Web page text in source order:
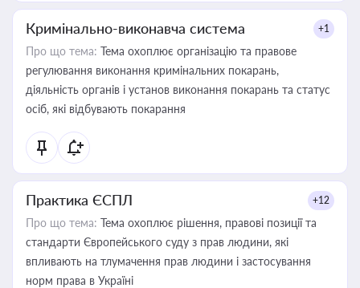
Кримінально-виконавча система +1
Про що тема: Тема охоплює організацію та правове
регулювання виконання кримінальних покарань,
діяльність органів і установ виконання покарань та статус
осіб, які відбувають покарання
Практика ЄСПЛ +12
Про що тема: Тема охоплює рішення, правові позиції та
стандарти Європейського суду з прав людини, які
впливають на тлумачення прав людини і застосування
норм права в Україні